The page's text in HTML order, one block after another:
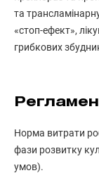
та
«стоп-ефект»,
грибкових
Норма витрати
фази розвитку
умов).